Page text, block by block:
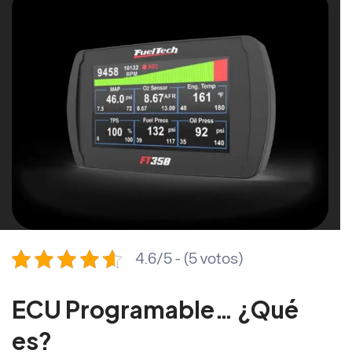
4.6/5 - (5 votos)
ECU Programable… ¿Qué
es?